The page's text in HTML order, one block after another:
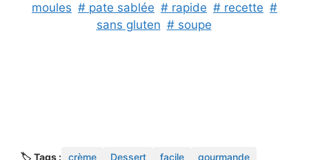
moules # pate sablée # rapide # recette #
sans gluten # soupe
🏷️ Tags : crème Dessert facile gourmande